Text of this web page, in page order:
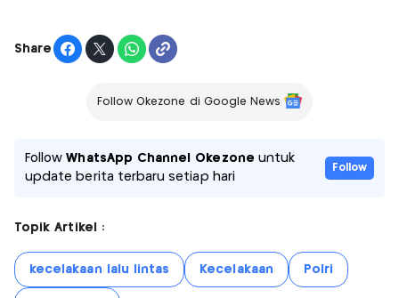
Share
Follow Okezone di Google News
FollowWhatsApp Channel Okezone untuk
update berita terbaru setiap hari
Follow
Topik Artikel :
kecelakaan lalu lintas Kecelakaan Polri